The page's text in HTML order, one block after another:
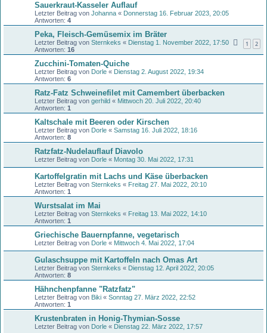
Sauerkraut-Kasseler Auflauf
Letzter Beitrag von Johanna « Donnerstag 16. Februar 2023, 20:05
Antworten: 4
Peka, Fleisch-Gemüsemix im Bräter
Letzter Beitrag von Sternkeks « Dienstag 1. November 2022, 17:50
Antworten: 16
1 2
Zucchini-Tomaten-Quiche
Letzter Beitrag von Dorle « Dienstag 2. August 2022, 19:34
Antworten: 6
Ratz-Fatz Schweinefilet mit Camembert überbacken
Letzter Beitrag von gerhild « Mittwoch 20. Juli 2022, 20:40
Antworten: 1
Kaltschale mit Beeren oder Kirschen
Letzter Beitrag von Dorle « Samstag 16. Juli 2022, 18:16
Antworten: 8
Ratzfatz-Nudelauflauf Diavolo
Letzter Beitrag von Dorle « Montag 30. Mai 2022, 17:31
Kartoffelgratin mit Lachs und Käse überbacken
Letzter Beitrag von Sternkeks « Freitag 27. Mai 2022, 20:10
Antworten: 1
Wurstsalat im Mai
Letzter Beitrag von Sternkeks « Freitag 13. Mai 2022, 14:10
Antworten: 1
Griechische Bauernpfanne, vegetarisch
Letzter Beitrag von Dorle « Mittwoch 4. Mai 2022, 17:04
Gulaschsuppe mit Kartoffeln nach Omas Art
Letzter Beitrag von Sternkeks « Dienstag 12. April 2022, 20:05
Antworten: 8
Hähnchenpfanne "Ratzfatz"
Letzter Beitrag von Biki « Sonntag 27. März 2022, 22:52
Antworten: 1
Krustenbraten in Honig-Thymian-Sosse
Letzter Beitrag von Dorle « Dienstag 22. März 2022, 17:57